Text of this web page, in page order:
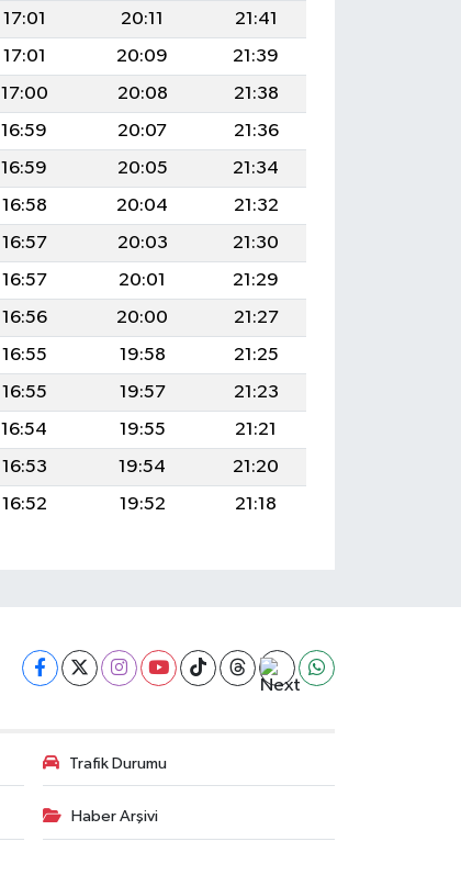
17:01 20:11
21:41
17:01 20:09
21:39
17:00 20:08
21:38
16:59 20:07
21:36
16:59 20:05
21:34
16:58 20:04
21:32
16:57 20:03
21:30
16:57 20:01
21:29
16:56 20:00
21:27
16:55 19:58
21:25
16:55 19:57
21:23
16:54 19:55
21:21
16:53 19:54
21:20
16:52 19:52 21:18
Trafik Durumu
Haber Arşivi